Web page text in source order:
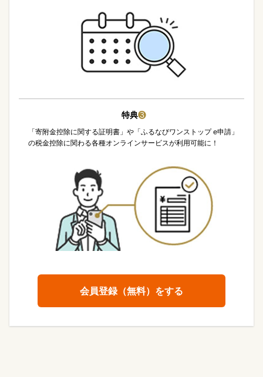
特典❸
「寄附金控除に関する証明書」や「ふるなびワンストップ e申請」
の税金控除に関わる各種オンラインサービスが利用可能に！
会員登録（無料）をする